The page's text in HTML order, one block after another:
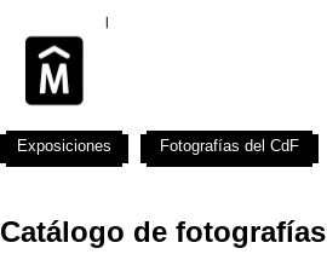
Catálogo de fotografías
Exposiciones Fotografías del CdF